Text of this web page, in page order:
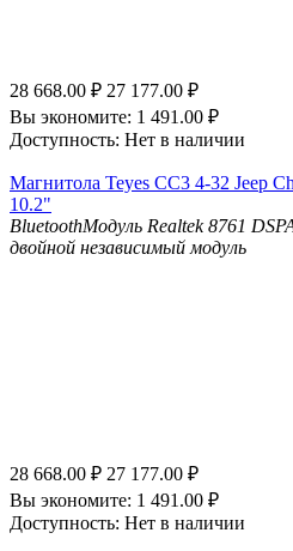
28 668.00 ₽ 27 177.00 ₽
Вы экономите: 1 491.00 ₽
Доступность: Нет в наличии
Магнитола Teyes CC3 4-32 Jeep
10.2"
BluetoothМодуль Realtek 8761 DSP
двойной независимый модуль
28 668.00 ₽ 27 177.00 ₽
Вы экономите: 1 491.00 ₽
Доступность: Нет в наличии